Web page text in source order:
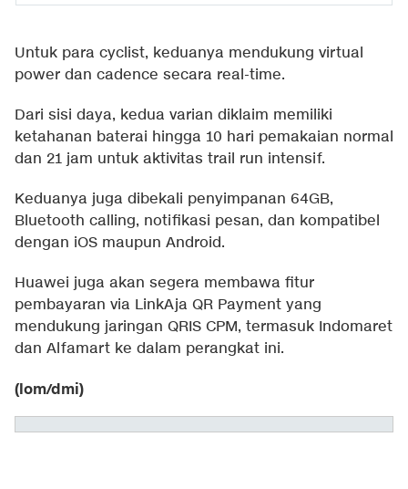
Untuk para cyclist, keduanya mendukung virtual
power dan cadence secara real-time.
Dari sisi daya, kedua varian diklaim memiliki
ketahanan baterai hingga 10 hari pemakaian normal
dan 21 jam untuk aktivitas trail run intensif.
Keduanya juga dibekali penyimpanan 64GB,
Bluetooth calling, notifikasi pesan, dan kompatibel
dengan iOS maupun Android.
Huawei juga akan segera membawa fitur
pembayaran via LinkAja QR Payment yang
mendukung jaringan QRIS CPM, termasuk Indomaret
dan Alfamart ke dalam perangkat ini.
(lom/dmi)